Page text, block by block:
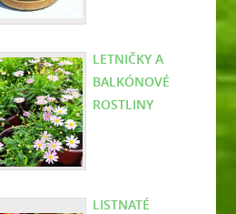
LETNIČKY A
BALKÓNOVÉ
ROSTLINY
LISTNATÉ